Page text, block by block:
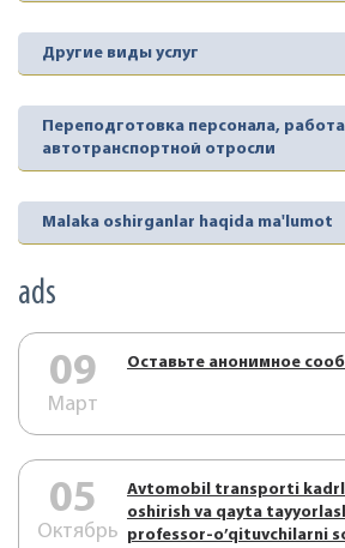
Другие виды услуг
Переподготовка персонала,
автотранспортной отросли
Malaka oshirganlar haqida ma'lumot
ads
09
Март
Оставьте анонимное
05
Октябрь
Аvtоmоbil trаnspоrti
оshirish vа qаytа
prоfеssоr-o’qituvchilаrni